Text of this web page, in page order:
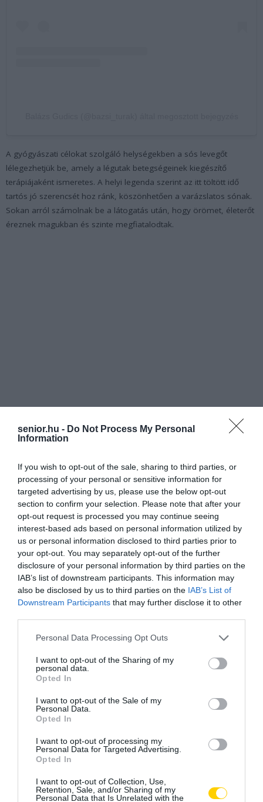
senior.hu - Do Not Process My Personal
Information
If you wish to opt-out of the sale, sharing to third parties, or
processing of your personal or sensitive information for
targeted advertising by us, please use the below opt-out
section to confirm your selection. Please note that after your
opt-out request is processed you may continue seeing
interest-based ads based on personal information utilized by
us or personal information disclosed to third parties prior to
your opt-out. You may separately opt-out of the further
disclosure of your personal information by third parties on the
IAB’s list of downstream participants. This information may
also be disclosed by us to third parties on the IAB’s List of
Downstream Participants that may further disclose it to other
Please note that this website/app uses one or more Google
not limited to your visit or usage behaviour. You may click to
grant or deny consent to Google and its third-party tags to
use your data for below specified purposes in below Google
consent section.
Personal Data Processing Opt Outs
I want to opt-out of the Sharing of my
personal data.
Opted In
I want to opt-out of the Sale of my
Personal Data.
Opted In
I want to opt-out of processing my
Personal Data for Targeted Advertising.
Opted In
I want to opt-out of Collection, Use,
Retention, Sale, and/or Sharing of my
Personal Data that Is Unrelated with the
A gyógyászati célokat szolgáló helységekben a sós levegőt
lélegezhetjük be, amely a légutak betegségeinek kiegészítő
terápiájaként ismeretes. A helyi legenda szerint az itt töltött idő
tartós jó szerencsét hoz ránk, köszönhetően a varázslatos sónak.
Sokan arról számolnak be a látogatás után, hogy örömet, életerőt
éreznek magukban és szinte megfiatalodtak.